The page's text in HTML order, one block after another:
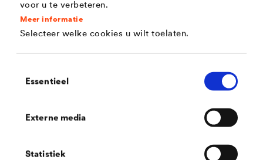
voor u te verbeteren.
Meer informatie
Selecteer welke cookies u wilt toelaten.
Essentieel
Externe media
Statistiek
staal
bestand tegen minerale oliën bij kortstondige
oude alkydharslagen
éénpotsysteem (grond - , tussen - en eindlaag)
temperatuurbestendig tot ca. 100 °C